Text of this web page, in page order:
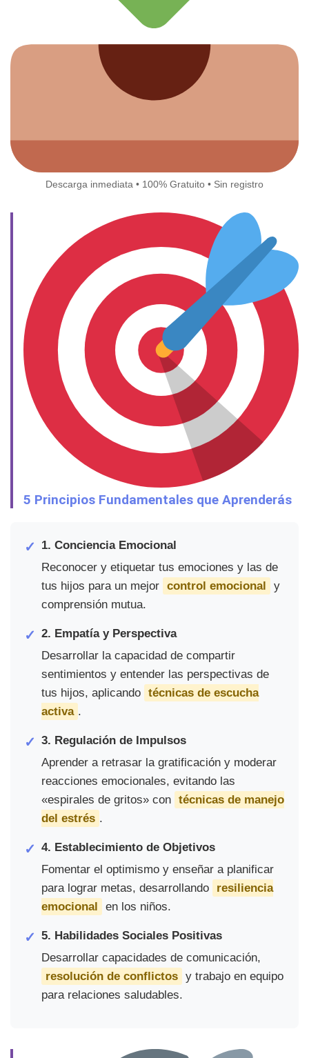
Descarga inmediata • 100% Gratuito • Sin registro
5 Principios Fundamentales que Aprenderás
1. Conciencia Emocional
Reconocer y etiquetar tus emociones y las de
tus hijos para un mejor control emocional
y
comprensión mutua.
2. Empatía y Perspectiva
Desarrollar la capacidad de compartir
sentimientos y entender las perspectivas de
tus hijos, aplicando técnicas de escucha
activa .
3. Regulación de Impulsos
Aprender a retrasar la gratificación y moderar
reacciones emocionales, evitando las
«espirales de gritos» con técnicas de manejo
del estrés .
4. Establecimiento de Objetivos
Fomentar el optimismo y enseñar a planificar
para lograr metas, desarrollando
resiliencia
emocional
en los niños.
5. Habilidades Sociales Positivas
Desarrollar capacidades de comunicación,
resolución de conflictos y trabajo en equipo
para relaciones saludables.